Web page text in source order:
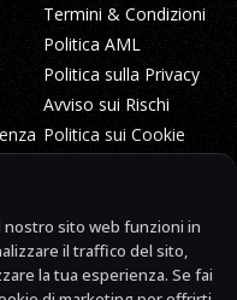
Termini & Condizioni
Politica AML
Politica sulla Privacy
Avviso sui Rischi
Politica sui Cookie
nostro sito web funzioni in
il traffico del sito,
la tua esperienza. Se fai